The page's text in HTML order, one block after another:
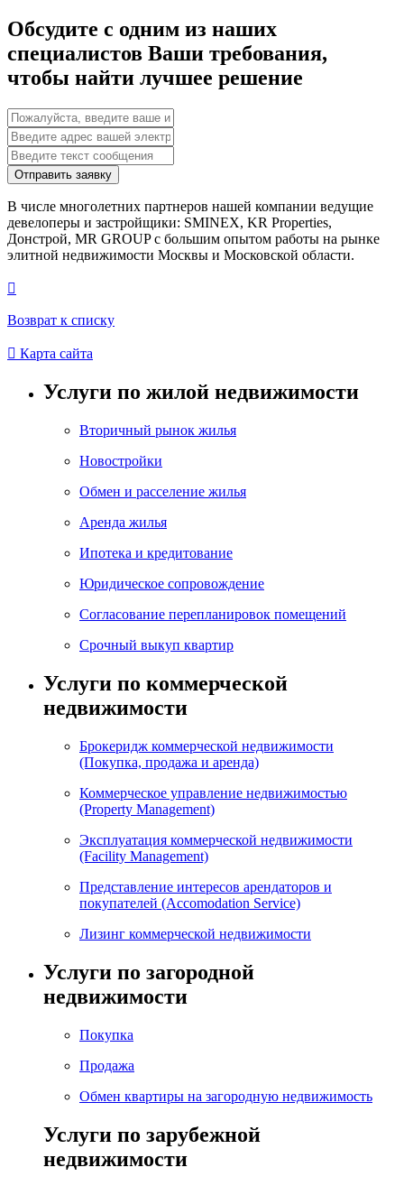
Обсудите с одним из наших
специалистов Ваши требования,
чтобы найти лучшее решение
Отправить заявку
В числе многолетних партнеров нашей компании ведущие
девелоперы и застройщики: SMINEX, KR Properties,
Донстрой, MR GROUP c большим опытом работы на рынке
элитной недвижимости Москвы и Московской области.

Возврат к списку
 Карта сайта
Услуги по жилой недвижимости
Вторичный рынок жилья
Новостройки
Обмен и расселение жилья
Аренда жилья
Ипотека и кредитование
Юридическое сопровождение
Согласование перепланировок помещений
Срочный выкуп квартир
Услуги по коммерческой
недвижимости
Брокеридж коммерческой недвижимости
(Покупка, продажа и аренда)
Коммерческое управление недвижимостью
(Property Management)
Эксплуатация коммерческой недвижимости
(Facility Management)
Представление интересов арендаторов и
покупателей (Accomodation Service)
Лизинг коммерческой недвижимости
Услуги по загородной
недвижимости
Покупка
Продажа
Обмен квартиры на загородную недвижимость
Услуги по зарубежной
недвижимости